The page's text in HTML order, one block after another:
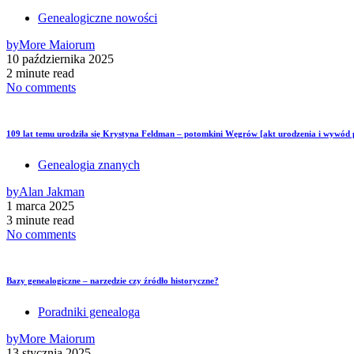
Genealogiczne nowości
byMore Maiorum
10 października 2025
2 minute read
No comments
109 lat temu urodziła się Krystyna Feldman – potomkini Węgrów [akt urodzenia i wywód
Genealogia znanych
byAlan Jakman
1 marca 2025
3 minute read
No comments
Bazy genealogiczne – narzędzie czy źródło historyczne?
Poradniki genealoga
byMore Maiorum